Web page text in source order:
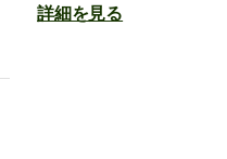
詳細を見る